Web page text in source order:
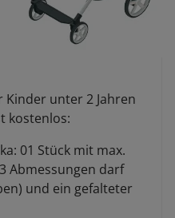
Kinder unter 2 Jahren
kostenlos:
01 Stück mit max.
Abmessungen darf
und ein gefalteter